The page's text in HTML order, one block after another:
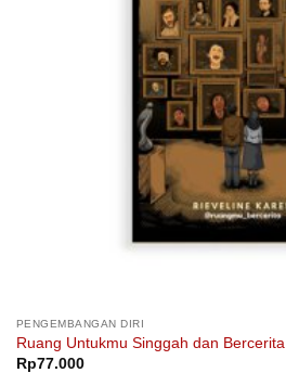
PENGEMBANGAN DIRI
Ruang Untukmu Singgah dan Bercerita
Rp77.000